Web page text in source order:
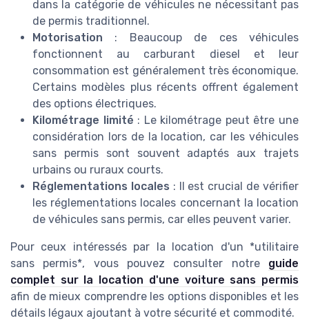
dans la catégorie de véhicules ne nécessitant pas
de permis traditionnel.
Motorisation : Beaucoup de ces véhicules
fonctionnent au carburant diesel et leur
consommation est généralement très économique.
Certains modèles plus récents offrent également
des options électriques.
Kilométrage limité : Le kilométrage peut être une
considération lors de la location, car les véhicules
sans permis sont souvent adaptés aux trajets
urbains ou ruraux courts.
Réglementations locales : Il est crucial de vérifier
les réglementations locales concernant la location
de véhicules sans permis, car elles peuvent varier.
Pour ceux intéressés par la location d'un *utilitaire
sans permis*, vous pouvez consulter notre guide
complet sur la location d'une voiture sans permis
afin de mieux comprendre les options disponibles et les
détails légaux ajoutant à votre sécurité et commodité.